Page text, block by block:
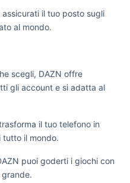
il tuo posto sugli
al mondo.
scegli, DAZN offre
gli account e si adatta al
il tuo telefono in
tutto il mondo.
puoi goderti i giochi con